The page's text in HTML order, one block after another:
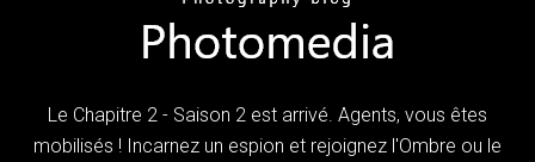
Le Chapitre 2 - Saison 2 est arrivé. Agents, vous êtes
mobilisés ! Incarnez un espion et rejoignez l'Ombre ou le